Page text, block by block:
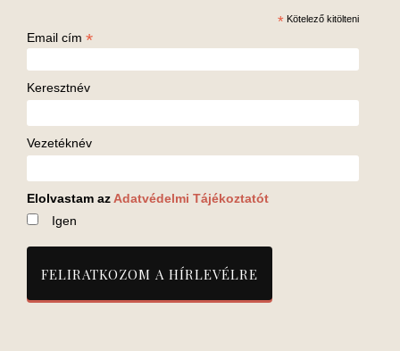
* Kötelező kitölteni
Email cím *
Keresztnév
Vezetéknév
Elolvastam az Adatvédelmi Tájékoztatót
Igen